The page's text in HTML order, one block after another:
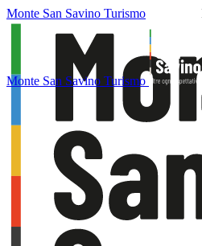
Monte San Savino Turismo
Monte San Savino Turismo